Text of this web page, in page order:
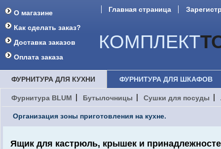
О магазине
Как сделать заказ?
Доставка заказов
Оплата заказа
Главная страница
КОМПЛЕКТ
ФУРНИТУРА ДЛЯ КУХНИ ФУРНИТУРА ДЛЯ ШКАФОВ
Фурнитура BLUM Бутылочницы Сушки для посуды
Организация зоны приготовления на кухне.
Ящик для кастрюль, крышек и